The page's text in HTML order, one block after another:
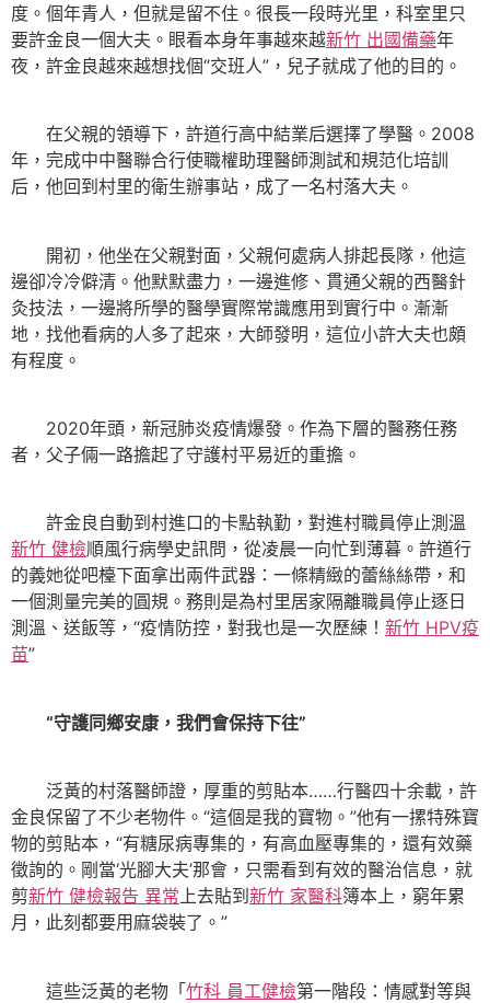
度。個年青人，但就是留不住。很長一段時光里，科室里只
要許金良一個大夫。眼看本身年事越來越新竹 出國備藥年
夜，許金良越來越想找個“交班人”，兒子就成了他的目的。
在父親的領導下，許道行高中結業后選擇了學醫。2008
年，完成中中醫聯合行使職權助理醫師測試和規范化培訓
后，他回到村里的衛生辦事站，成了一名村落大夫。
開初，他坐在父親對面，父親何處病人排起長隊，他這
邊卻冷冷僻清。他默默盡力，一邊進修、貫通父親的西醫針
灸技法，一邊將所學的醫學實際常識應用到實行中。漸漸
地，找他看病的人多了起來，大師發明，這位小許大夫也頗
有程度。
2020年頭，新冠肺炎疫情爆發。作為下層的醫務任務
者，父子倆一路擔起了守護村平易近的重擔。
許金良自動到村進口的卡點執勤，對進村職員停止測溫
新竹 健檢順風行病學史訊問，從凌晨一向忙到薄暮。許道行
的義她從吧檯下面拿出兩件武器：一條精緻的蕾絲絲帶，和
一個測量完美的圓規。務則是為村里居家隔離職員停止逐日
測溫、送飯等，“疫情防控，對我也是一次歷練！ 新竹 HPV疫
苗”
“守護同鄉安康，我們會保持下往”
泛黃的村落醫師證，厚重的剪貼本……行醫四十余載，許
金良保留了不少老物件。“這個是我的寶物。”他有一摞特殊寶
物的剪貼本，“有糖尿病專集的，有高血壓專集的，還有效藥
徵詢的。剛當‘光腳大夫’那會，只需看到有效的醫治信息，就
剪新竹 健檢報告 異常上去貼到 新竹 家醫科簿本上，窮年累
月，此刻都要用麻袋裝了。”
這些泛黃的老物「竹科 員工健檢第一階段：情感對等與